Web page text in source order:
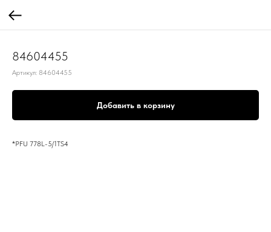
84604455
Артикул: 84604455
Добавить в корзину
*PFU 778L-5/1TS4